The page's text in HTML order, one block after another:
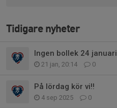
Tidigare nyheter
Ingen bollek 24 januari
21 jan, 20:14 0
På lördag kör vi!!
4 sep 2025 0